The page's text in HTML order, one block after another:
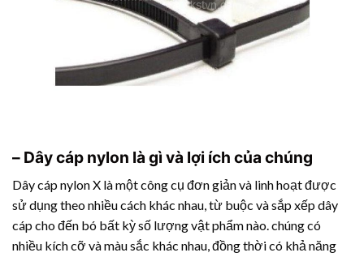
– Dây cáp nylon là gì và lợi ích của chúng
Dây cáp nylon X là một công cụ đơn giản và linh hoạt được
sử dụng theo nhiều cách khác nhau, từ buộc và sắp xếp dây
cáp cho đến bó bất kỳ số lượng vật phẩm nào. chúng có
nhiều kích cỡ và màu sắc khác nhau, đồng thời có khả năng